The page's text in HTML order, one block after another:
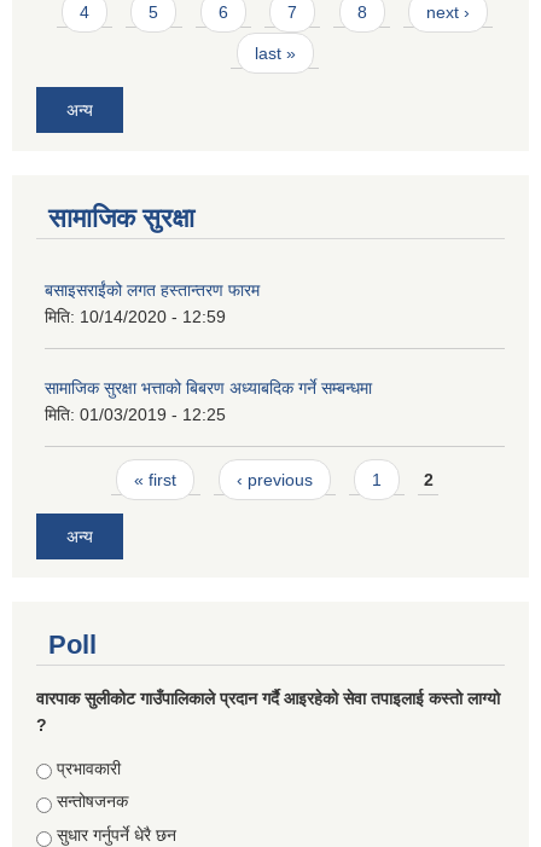
4 5 6 7 8 next ›
last »
अन्य
सामाजिक सुरक्षा
बसाइसराईंको लगत हस्तान्तरण फारम
मिति: 10/14/2020 - 12:59
सामाजिक सुरक्षा भत्ताको बिबरण अध्याबदिक गर्ने सम्बन्धमा
मिति: 01/03/2019 - 12:25
Pages« first ‹ previous 1 2
अन्य
Poll
वारपाक सुलीकोट गाउँपालिकाले प्रदान गर्दै आइरहेको सेवा तपाइलाई कस्तो लाग्यो
?
Choices
प्रभावकारी
सन्तोषजनक
सुधार गर्नुपर्ने धेरै छन